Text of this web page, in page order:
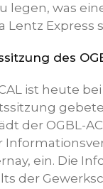
legen, was
Lentz Express
des
ist heute
der OGBL-
ein. Die
der